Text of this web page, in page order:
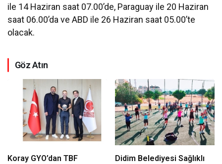
ile 14 Haziran saat 07.00’de, Paraguay ile 20 Haziran
saat 06.00’da ve ABD ile 26 Haziran saat 05.00’te
olacak.
Göz Atın
Koray GYO’dan TBF
Didim Belediyesi Sağlıklı